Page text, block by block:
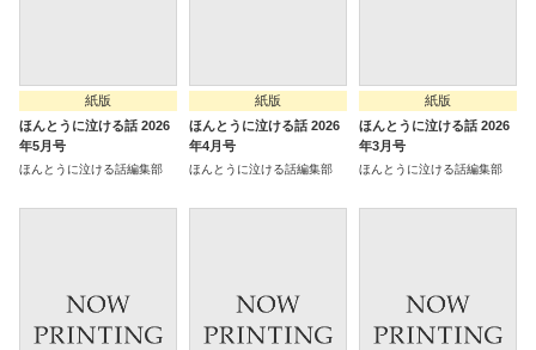
紙版
ほんとうに泣ける話 2026
年5月号
ほんとうに泣ける話編集部
紙版
ほんとうに泣ける話 2026
年4月号
ほんとうに泣ける話編集部
紙版
ほんとうに泣ける話 2026
年3月号
ほんとうに泣ける話編集部